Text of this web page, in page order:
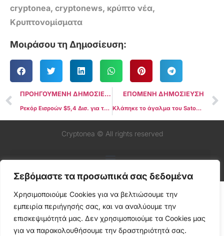
Σεβόμαστε τα προσωπικά σας δεδομένα
Χρησιμοποιούμε Cookies για να βελτιώσουμε την
εμπειρία περιήγησής σας, και να αναλύουμε την
επισκεψιμότητά μας. Δεν χρησιμοποιούμε τα Cookies μας
για να παρακολουθήσουμε την δραστηριότητά σας.
cryptonea, cryptonews, κρύπτο νέα,
Κρυπτονομίσματα
Μοιράσου τη Δημοσίευση:
ΠΡΟΗΓΟΥΜΕΝΗ ΔΗΜΟΣΙΕΥΣΗ
Ρεκόρ Εισροών $5,4 Δισ. για τα Spot Ether ETFs με 20 Ημέρες Συνεχόμενης Ανόδου τον Ιούλιο
ΕΠΟΜΕΝΗ ΔΗΜΟΣΙΕΥΣΗ
Κλάπηκε το άγαλμα του Satoshi Nakamoto στο Λουγκάνο — Ανταμοιβή 0,1 BTC προσφέρονται για την επιστροφή του
Cryptonea © All rights reserved